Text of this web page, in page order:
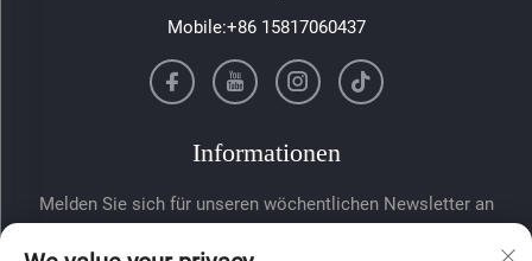
Mobile:+86 15817060437
Informationen
Melden Sie sich für unseren wöchentlichen Newsletter an